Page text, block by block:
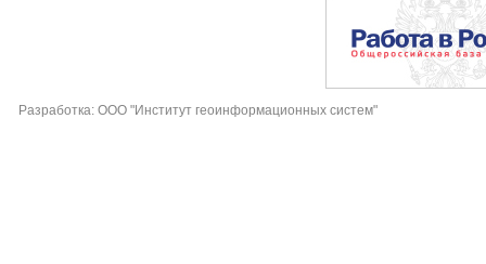
Разработка: ООО "Институт геоинформационных систем"